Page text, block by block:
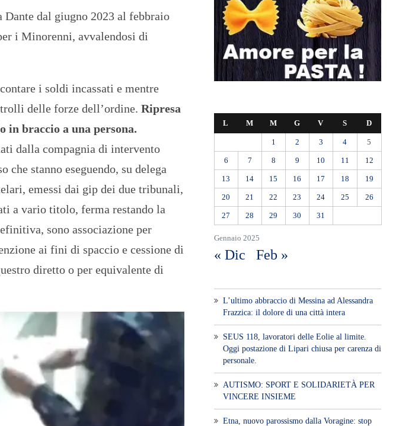
Dante dal giugno 2023 al febbraio
i Minorenni, avvalendosi di
i soldi incassati e mentre
delle forze dell’ordine. Ripresa
in braccio a una persona.
dalla compagnia di intervento
stanno eseguendo, su delega
emessi dai gip dei due tribunali,
a vario titolo, ferma restando la
sono associazione per
ai fini di spaccio e cessione di
diretto o per equivalente di
Gennaio 2025
L M M G V S D
1 2 3 4 5
6 7 8 9 10 11 12
13 14 15 16 17 18 19
20 21 22 23 24 25 26
27 28 29 30 31
« Dic Feb »
L’ultimo abbraccio di Messina ad Alessandra
Frazzica: il dolore di una città intera
SEUS 118, lavoratori delle Eolie al limite.
Oggi postazione di Lipari chiusa per carenza di
personale.
AUTISMO: SPORT E SOLIDARIETÀ PER
VINCERE INSIEME
Etna, nuovo parossismo dalla Voragine: stop